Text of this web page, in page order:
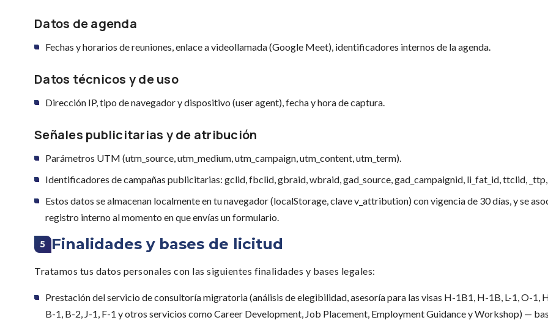
Datos de agenda
Fechas y horarios de reuniones, enlace a videollamada (Google Meet), identificadores internos de la agenda.
Datos técnicos y de uso
Dirección IP, tipo de navegador y dispositivo (user agent), fecha y hora de captura.
Señales publicitarias y de atribución
Parámetros UTM (utm_source, utm_medium, utm_campaign, utm_content, utm_term).
Identificadores de campañas publicitarias: gclid, fbclid, gbraid, wbraid, gad_source, gad_campaignid, li_fat_id, ttclid,
Estos datos se almacenan localmente en tu navegador (localStorage, clave v_attribution) con vigencia de 30 días, y se
registro interno al momento en que envías un formulario.
5 Finalidades y bases de licitud
Tratamos tus datos personales con las siguientes finalidades y bases legales:
Prestación del servicio de consultoría migratoria (análisis de elegibilidad, asesoría para las visas H-1B1, H-1B, L-1, O-1,
B-1, B-2, J-1, F-1 y otros servicios como Career Development, Job Placement, Employment Guidance y Workshop) —